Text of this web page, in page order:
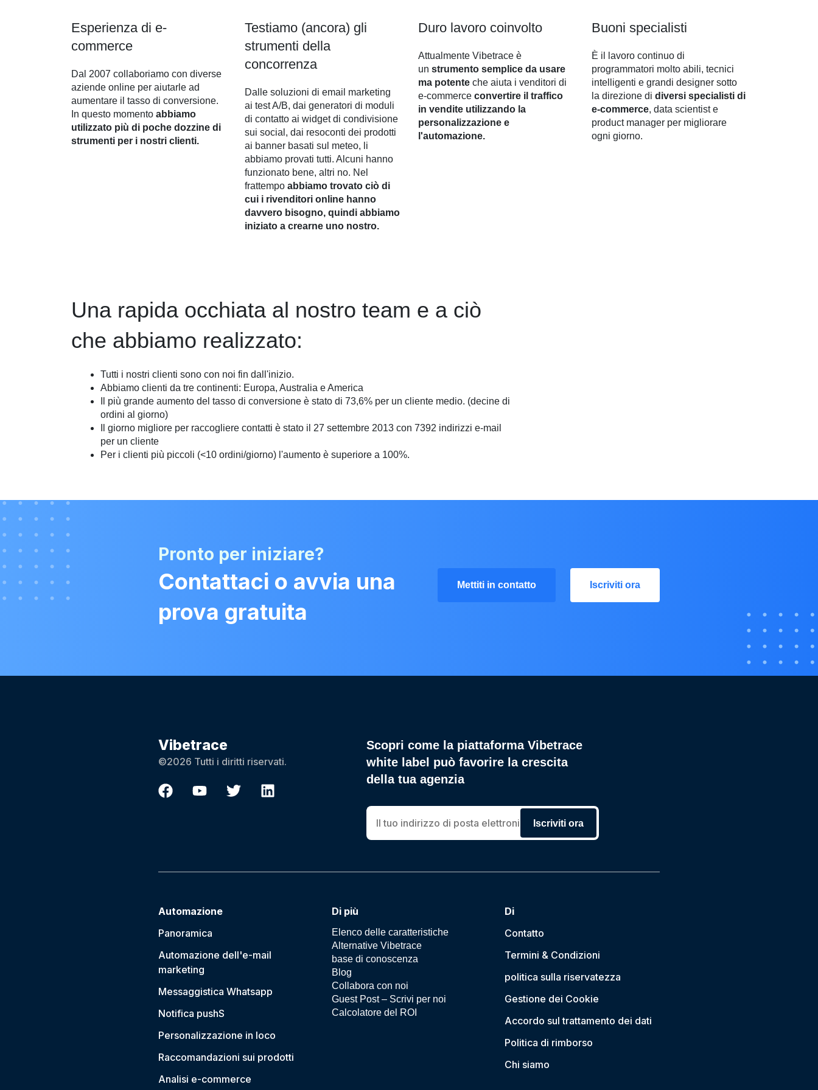
Esperienza di e-
commerce
Dal 2007 collaboriamo con diverse
aziende online per aiutarle ad
aumentare il tasso di conversione.
In questo momento abbiamo
utilizzato più di poche dozzine di
strumenti per i nostri clienti.
Testiamo (ancora) gli
strumenti della
concorrenza
Dalle soluzioni di email marketing
ai test A/B, dai generatori di moduli
di contatto ai widget di condivisione
sui social, dai resoconti dei prodotti
ai banner basati sul meteo, li
abbiamo provati tutti. Alcuni hanno
funzionato bene, altri no. Nel
frattempo abbiamo trovato ciò di
cui i rivenditori online hanno
davvero bisogno, quindi abbiamo
iniziato a crearne uno nostro.
Duro lavoro coinvolto
Attualmente Vibetrace è
un strumento semplice da usare
ma potente che aiuta i venditori di
e-commerce convertire il traffico
in vendite utilizzando la
personalizzazione e
l'automazione.
Buoni specialisti
È il lavoro continuo di
programmatori molto abili, tecnici
intelligenti e grandi designer sotto
la direzione di diversi specialisti di
e-commerce, data scientist e
product manager per migliorare
ogni giorno.
Una rapida occhiata al nostro team e a ciò
che abbiamo realizzato:
Tutti i nostri clienti sono con noi fin dall'inizio.
Abbiamo clienti da tre continenti: Europa, Australia e America
Il più grande aumento del tasso di conversione è stato di 73,6% per un cliente medio. (decine di
ordini al giorno)
Il giorno migliore per raccogliere contatti è stato il 27 settembre 2013 con 7392 indirizzi e-mail
per un cliente
Per i clienti più piccoli (<10 ordini/giorno) l'aumento è superiore a 100%.
Pronto per iniziare?
Contattaci o avvia una
prova gratuita
Mettiti in contatto Iscriviti ora
Vibetrace
©2026 Tutti i diritti riservati.
Scopri come la piattaforma Vibetrace
white label può favorire la crescita
della tua agenzia
Iscriviti ora
Automazione
Panoramica
Automazione dell'e-mail
marketing
Messaggistica Whatsapp
Notifica pushS
Personalizzazione in loco
Raccomandazioni sui prodotti
Analisi e-commerce
Di più
Elenco delle caratteristiche
Alternative Vibetrace
base di conoscenza
Blog
Collabora con noi
Guest Post – Scrivi per noi
Calcolatore del ROI
Di
Contatto
Termini & Condizioni
politica sulla riservatezza
Gestione dei Cookie
Accordo sul trattamento dei dati
Politica di rimborso
Chi siamo